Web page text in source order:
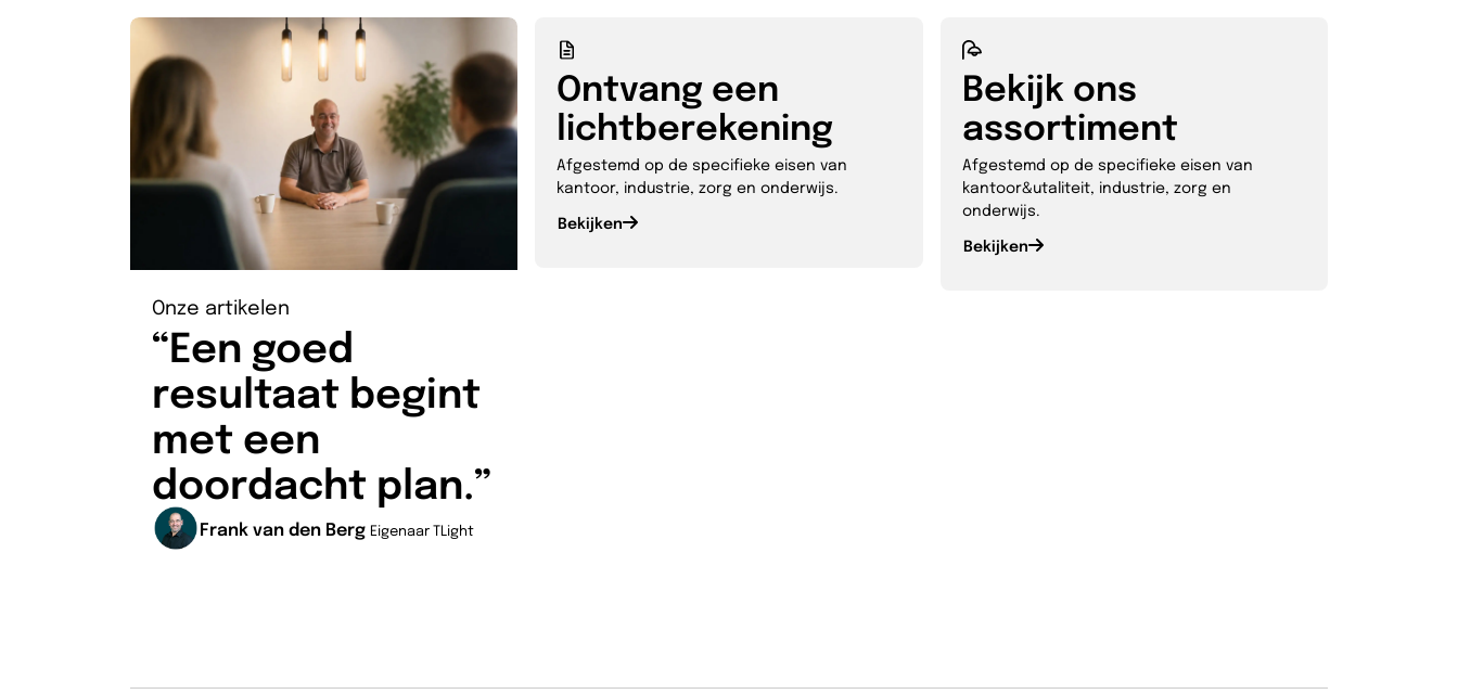
Onze artikelen
“Een goed
resultaat begint
met een
doordacht plan.”
Frank van den Berg Eigenaar TLight
Ontvang een
lichtberekening
Afgestemd op de specifieke eisen van
kantoor, industrie, zorg en onderwijs.
Bekijken
Bekijk ons
assortiment
Afgestemd op de specifieke eisen van
kantoor&utaliteit, industrie, zorg en
onderwijs.
Bekijken